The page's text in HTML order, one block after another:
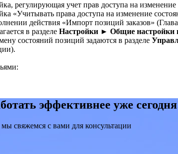
регулирующая учет прав доступа на
«Учитывать права доступа на изменение
действия «Импорт позиций заказов»
в разделе Настройки ► Общие настройки
состояний позиций задаются в разделе
эффективнее уже
мы свяжемся с вами для консультации